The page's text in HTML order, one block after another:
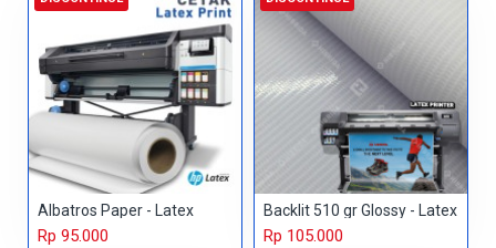
Albatros Paper - Latex
Rp 95.000
Backlit 510 gr Glossy - Latex
Rp 105.000